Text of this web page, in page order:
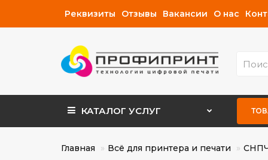
Реквизиты Отзывы Вакансии О нас
КАТАЛОГ УСЛУГ
Главная Всё для принтера и печати